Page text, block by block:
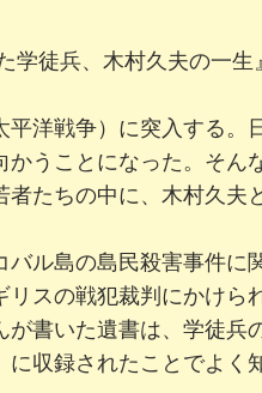
学徒兵、木村久夫の一生』
平洋戦争）に突入する。
かうことになった。そん
たちの中に、木村久夫
ル島の島民殺害事件に
スの戦犯裁判にかけら
書いた遺書は、学徒兵
に収録されたことでよく